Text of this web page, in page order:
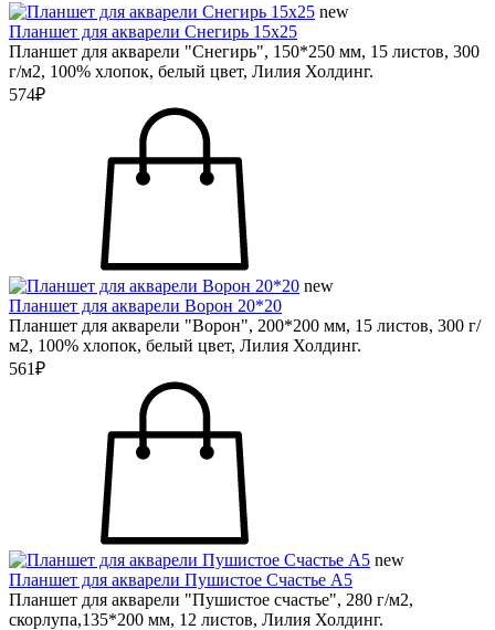
new
Планшет для акварели Снегирь 15х25
Планшет для акварели "Снегирь", 150*250 мм, 15 листов, 300
г/м2, 100% хлопок, белый цвет, Лилия Холдинг.
574₽
new
Планшет для акварели Ворон 20*20
Планшет для акварели "Ворон", 200*200 мм, 15 листов, 300 г/
м2, 100% хлопок, белый цвет, Лилия Холдинг.
561₽
new
Планшет для акварели Пушистое Счастье А5
Планшет для акварели "Пушистое счастье", 280 г/м2,
скорлупа,135*200 мм, 12 листов, Лилия Холдинг.